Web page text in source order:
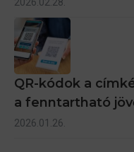
QR-kódok a
a fenntartható
2026.01.26.